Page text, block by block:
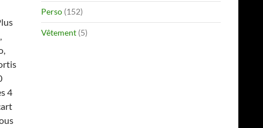
4
Perso (152)
Vêtement (5)